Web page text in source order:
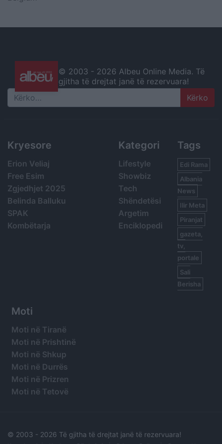
© 2003 - 2026 Albeu Online Media. Të
gjitha të drejtat janë të rezervuara!
Search
Kryesore
Erion Veliaj
Free Esim
Zgjedhjet 2025
Belinda Balluku
SPAK
Kombëtarja
Kategori
Lifestyle
Showbiz
Tech
Shëndetësi
Argetim
Enciklopedi
Tags
Edi Rama
Albania
News
Ilir Meta
Piranjat
gazeta,
tv,
portale
Sali
Berisha
Moti
Moti në Tiranë
Moti në Prishtinë
Moti në Shkup
Moti në Durrës
Moti në Prizren
Moti në Tetovë
© 2003 - 2026 Të gjitha të drejtat janë të rezervuara!